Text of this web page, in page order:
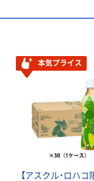
本気プライス
【アスクル・ロハコ